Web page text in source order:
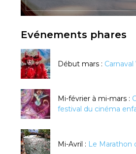
Evénements phares
Début mars :
Mi-février à mi-mars :
festival du cinéma
Mi-Avril : Le Marathon